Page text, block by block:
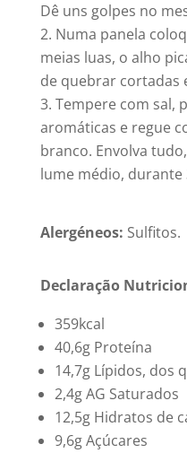
Dê uns golpes no
Numa panela
meias luas, o alho
de quebrar cortadas
Tempere com sal,
aromáticas e regue
branco. Envolva
lume médio, durante
Alergéneos: Sulfitos.
Declaração
359kcal
40,6g Proteína
14,7g Lípidos, dos
2,4g AG Saturados
12,5g Hidratos de
9,6g Açúcares